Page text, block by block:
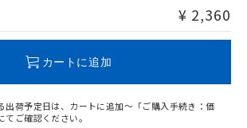
い。
¥ 2,360
カートに追加
出荷予定日は、カートに追加～「ご購入手続き：価
ご確認ください。